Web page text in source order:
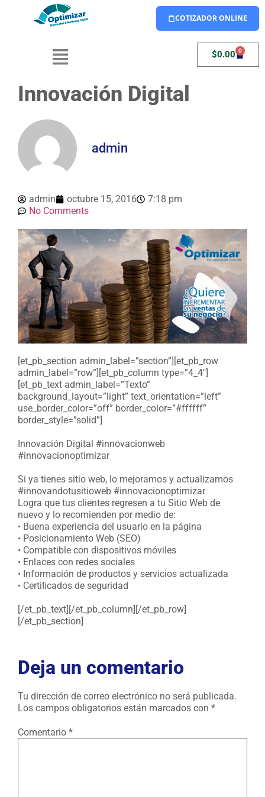
COTIZADOR ONLINE
$0.00 0
Innovación Digital
admin
admin octubre 15, 2016
7:18 pm
No Comments
[et_pb_section admin_label=”section”][et_pb_row
admin_label=”row”][et_pb_column type=”4_4″]
[et_pb_text admin_label=”Texto”
background_layout=”light” text_orientation=”left”
use_border_color=”off” border_color=”#ffffff”
border_style=”solid”]
Innovación Digital #innovacionweb
#innovacionoptimizar
Si ya tienes sitio web, lo mejoramos y actualizamos
#innovandotusitioweb #innovacionoptimizar
Logra que tus clientes regresen a tu Sitio Web de
nuevo y lo recomienden por medio de:
• Buena experiencia del usuario en la página
• Posicionamiento Web (SEO)
• Compatible con dispositivos móviles
• Enlaces con redes sociales
• Información de productos y servicios actualizada
• Certiﬁcados de seguridad
[/et_pb_text][/et_pb_column][/et_pb_row]
[/et_pb_section]
Deja un comentario
Tu dirección de correo electrónico no será publicada.
Los campos obligatorios están marcados con *
Comentario *